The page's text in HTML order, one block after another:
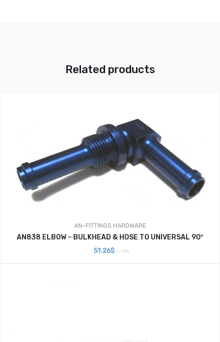
Related products
AN-FITTINGS HARDWARE
AN838 ELBOW – BULKHEAD & HOSE TO UNIVERSAL 90º
51.26$ + IVA